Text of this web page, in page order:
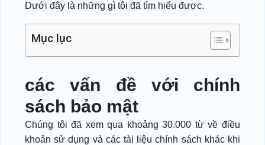
Dưới đây là những gì tôi đã tìm hiểu được.
Mục lục
các vấn đề với chính
sách bảo mật
Chúng tôi đã xem qua khoảng 30.000 từ về điều
khoản sử dụng và các tài liệu chính sách khác khi